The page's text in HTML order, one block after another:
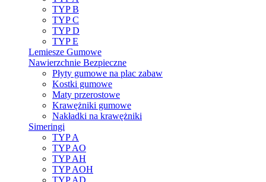
TYP B
TYP C
TYP D
TYP E
Lemiesze Gumowe
Nawierzchnie Bezpieczne
Płyty gumowe na plac zabaw
Kostki gumowe
Maty przerostowe
Krawężniki gumowe
Nakładki na krawężniki
Simeringi
TYP A
TYP AO
TYP AH
TYP AOH
TYP AD